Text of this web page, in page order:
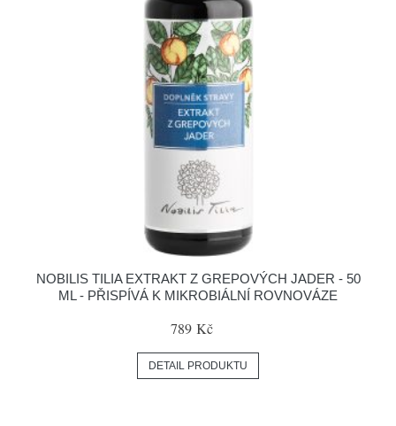
NOBILIS TILIA EXTRAKT Z GREPOVÝCH JADER - 50
ML - PŘISPÍVÁ K MIKROBIÁLNÍ ROVNOVÁZE
789 Kč
DETAIL PRODUKTU